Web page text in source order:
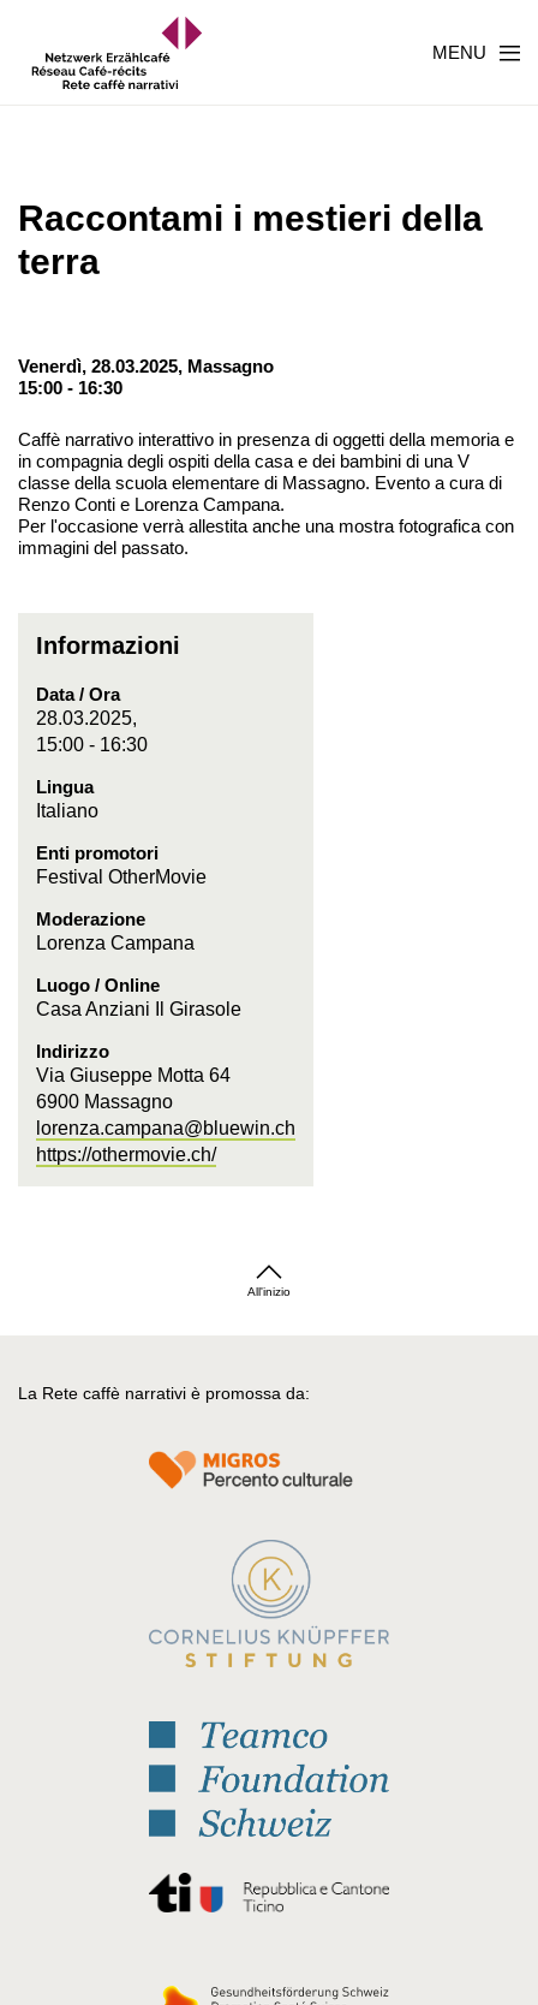
MENU
Raccontami i mestieri della
terra
Venerdì, 28.03.2025, Massagno
15:00 - 16:30
Caffè narrativo interattivo in presenza di oggetti della memoria e
in compagnia degli ospiti della casa e dei bambini di una V
classe della scuola elementare di Massagno. Evento a cura di
Renzo Conti e Lorenza Campana.
Per l'occasione verrà allestita anche una mostra fotografica con
immagini del passato.
Informazioni
Data / Ora
28.03.2025,
15:00 - 16:30
Lingua
Italiano
Enti promotori
Festival OtherMovie
Moderazione
Lorenza Campana
Luogo / Online
Casa Anziani Il Girasole
Indirizzo
Via Giuseppe Motta 64
6900 Massagno
lorenza.campana@bluewin.ch
https://othermovie.ch/
All'inizio
La Rete caffè narrativi è promossa da: